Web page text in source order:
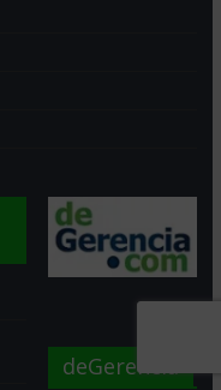
deGerencia